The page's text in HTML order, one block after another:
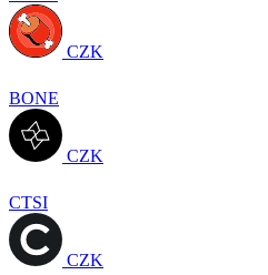
CZK
BONE
CZK
CTSI
CZK